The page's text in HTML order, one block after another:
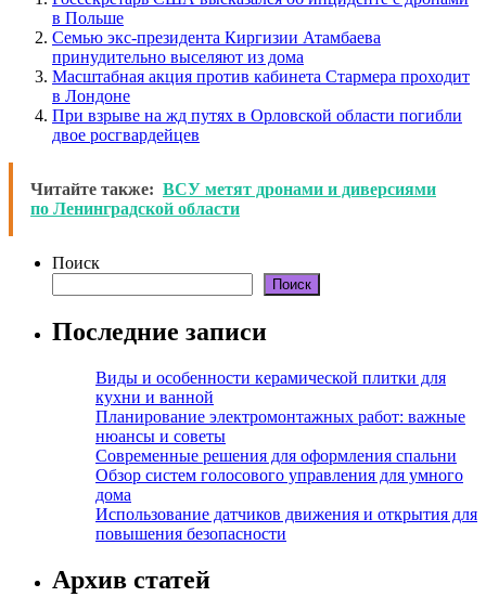
в Польше
Семью экс-президента Киргизии Атамбаева
принудительно выселяют из дома
Масштабная акция против кабинета Стармера проходит
в Лондоне
При взрыве на жд путях в Орловской области погибли
двое росгвардейцев
Читайте также: ВСУ метят дронами и диверсиями
по Ленинградской области
Поиск
Поиск
Последние записи
Виды и особенности керамической плитки для
кухни и ванной
Планирование электромонтажных работ: важные
нюансы и советы
Современные решения для оформления спальни
Обзор систем голосового управления для умного
дома
Использование датчиков движения и открытия для
повышения безопасности
Архив статей